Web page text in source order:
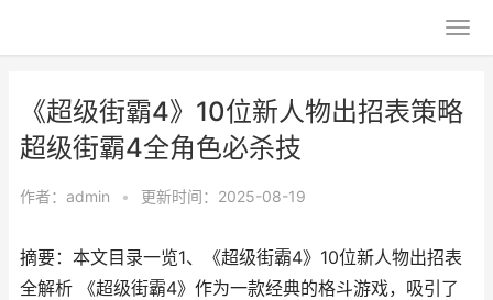
《超级街霸4》10位新人物出招表策略
超级街霸4全角色必杀技
作者： admin • 更新时间：2025-08-19
摘要：本文目录一览1、《超级街霸4》10位新人物出招表
全解析 《超级街霸4》作为一款经典的格斗游戏，吸引了